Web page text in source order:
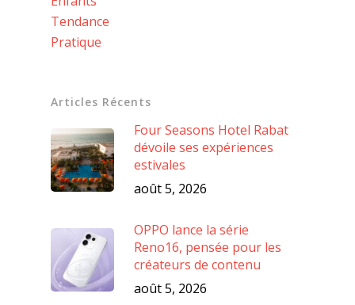
Tendance
Pratique
Articles Récents
Four Seasons Hotel Rabat
dévoile ses expériences
estivales
août 5, 2026
OPPO lance la série
Reno16, pensée pour les
créateurs de contenu
août 5, 2026